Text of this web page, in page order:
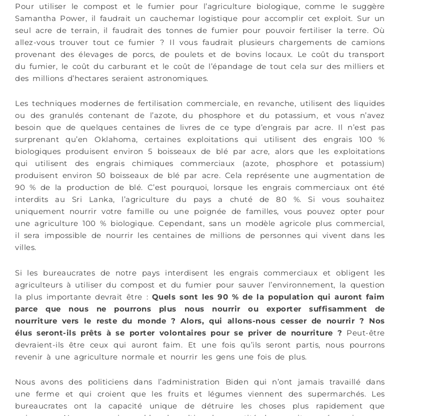
Pour utiliser le compost et le fumier pour l’agriculture biologique, comme le suggère
Samantha Power, il faudrait un cauchemar logistique pour accomplir cet exploit. Sur un
seul acre de terrain, il faudrait des tonnes de fumier pour pouvoir fertiliser la terre. Où
allez-vous trouver tout ce fumier ? Il vous faudrait plusieurs chargements de camions
provenant des élevages de porcs, de poulets et de bovins locaux. Le coût du transport
du fumier, le coût du carburant et le coût de l’épandage de tout cela sur des milliers et
des millions d’hectares seraient astronomiques.
Les techniques modernes de fertilisation commerciale, en revanche, utilisent des liquides
ou des granulés contenant de l’azote, du phosphore et du potassium, et vous n’avez
besoin que de quelques centaines de livres de ce type d’engrais par acre. Il n’est pas
surprenant qu’en Oklahoma, certaines exploitations qui utilisent des engrais 100 %
biologiques produisent environ 5 boisseaux de blé par acre, alors que les exploitations
qui utilisent des engrais chimiques commerciaux (azote, phosphore et potassium)
produisent environ 50 boisseaux de blé par acre. Cela représente une augmentation de
90 % de la production de blé. C’est pourquoi, lorsque les engrais commerciaux ont été
interdits au Sri Lanka, l’agriculture du pays a chuté de 80 %. Si vous souhaitez
uniquement nourrir votre famille ou une poignée de familles, vous pouvez opter pour
une agriculture 100 % biologique. Cependant, sans un modèle agricole plus commercial,
il sera impossible de nourrir les centaines de millions de personnes qui vivent dans les
villes.
Si les bureaucrates de notre pays interdisent les engrais commerciaux et obligent les
agriculteurs à utiliser du compost et du fumier pour sauver l’environnement, la question
la plus importante devrait être : Quels sont les 90 % de la population qui auront faim
parce que nous ne pourrons plus nous nourrir ou exporter suffisamment de
nourriture vers le reste du monde ? Alors, qui allons-nous cesser de nourrir ? Nos
élus seront-ils prêts à se porter volontaires pour se priver de nourriture ? Peut-être
devraient-ils être ceux qui auront faim. Et une fois qu’ils seront partis, nous pourrons
revenir à une agriculture normale et nourrir les gens une fois de plus.
Nous avons des politiciens dans l’administration Biden qui n’ont jamais travaillé dans
une ferme et qui croient que les fruits et légumes viennent des supermarchés. Les
bureaucrates ont la capacité unique de détruire les choses plus rapidement que